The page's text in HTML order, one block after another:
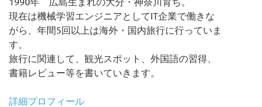
現在は機械学習エンジニアとしてIT企業で働きな
がら、年間5回以上は海外・国内旅行に行っていま
す。
旅行に関連して、観光スポット、外国語の習得、
書籍レビュー等を書いていきます。
詳細プロフィール